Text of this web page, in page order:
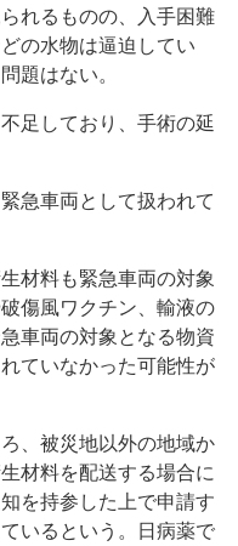
れるものの、入手困難
の水物は逼迫してい
題はない。
足しており、手術の延
急車両として扱われて
材料も緊急車両の対象
傷風ワクチン、輸液の
車両の対象となる物資
ていなかった可能性が
、被災地以外の地域か
材料を配送する場合に
を持参した上で申請す
いるという。日病薬で